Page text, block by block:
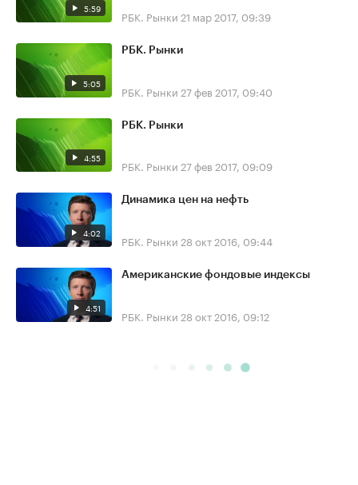
5:59 РБК. Рынки 21 мар 2017, 09:39
5:05
РБК. Рынки
РБК. Рынки 27 фев 2017, 09:40
4:55
РБК. Рынки
РБК. Рынки 27 фев 2017, 09:09
4:02
Динамика цен на нефть
РБК. Рынки 28 окт 2016, 09:44
4:51
Американские фондовые индексы
РБК. Рынки 28 окт 2016, 09:12